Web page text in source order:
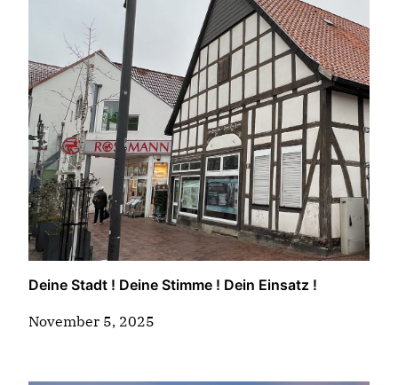
Deine Stadt ! Deine Stimme ! Dein Einsatz !
November 5, 2025